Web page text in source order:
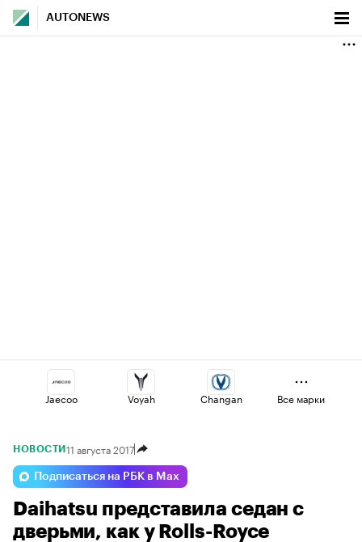
AUTONEWS
Jaecoo Voyah Changan
Omoda Haval
Volga Geely Lada
Все марки
НОВОСТИ 11 августа 2017
Подписаться на РБК в Max
Daihatsu представила седан с
дверьми, как у Rolls-Royce